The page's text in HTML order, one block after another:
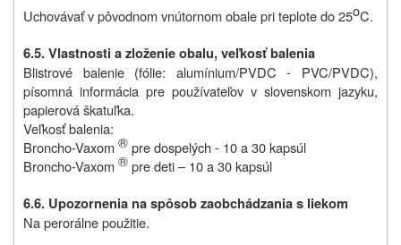
Uchovávať v pôvodnom vnútornom obale pri teplote do 25oC.
6.5. Vlastnosti a zloženie obalu, veľkosť balenia
Blistrové balenie (fólie: alumínium/PVDC - PVC/PVDC),
písomná informácia pre používateľov v slovenskom jazyku,
papierová škatuľka.
Veľkosť balenia:
Broncho-Vaxom®pre dospelých - 10 a 30 kapsúl
Broncho-Vaxom®pre deti – 10 a 30 kapsúl
6.6. Upozornenia na spôsob zaobchádzania s liekom
Na perorálne použitie.